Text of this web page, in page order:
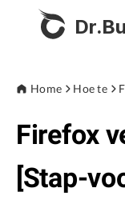
Products
Store
Home Hoe te
Firefox
[Stap-